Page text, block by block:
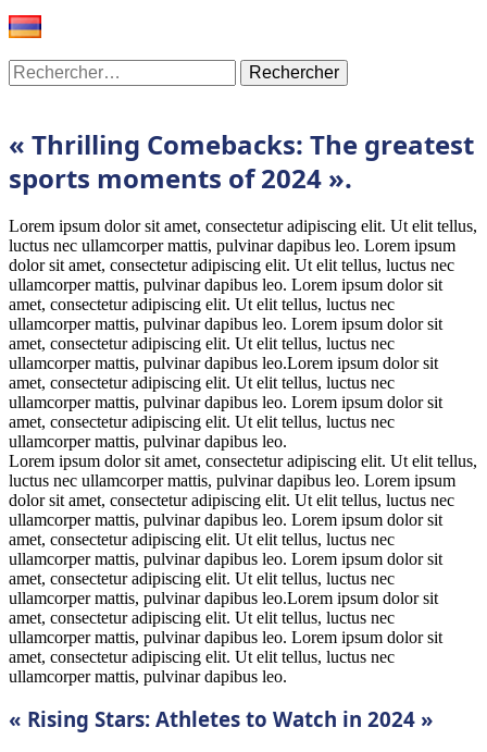
Rechercher :
« Thrilling Comebacks: The greatest
sports moments of 2024 ».
Lorem ipsum dolor sit amet, consectetur adipiscing elit. Ut elit tellus,
luctus nec ullamcorper mattis, pulvinar dapibus leo. Lorem ipsum
dolor sit amet, consectetur adipiscing elit. Ut elit tellus, luctus nec
ullamcorper mattis, pulvinar dapibus leo. Lorem ipsum dolor sit
amet, consectetur adipiscing elit. Ut elit tellus, luctus nec
ullamcorper mattis, pulvinar dapibus leo. Lorem ipsum dolor sit
amet, consectetur adipiscing elit. Ut elit tellus, luctus nec
ullamcorper mattis, pulvinar dapibus leo.Lorem ipsum dolor sit
amet, consectetur adipiscing elit. Ut elit tellus, luctus nec
ullamcorper mattis, pulvinar dapibus leo. Lorem ipsum dolor sit
amet, consectetur adipiscing elit. Ut elit tellus, luctus nec
ullamcorper mattis, pulvinar dapibus leo.
Lorem ipsum dolor sit amet, consectetur adipiscing elit. Ut elit tellus,
luctus nec ullamcorper mattis, pulvinar dapibus leo. Lorem ipsum
dolor sit amet, consectetur adipiscing elit. Ut elit tellus, luctus nec
ullamcorper mattis, pulvinar dapibus leo. Lorem ipsum dolor sit
amet, consectetur adipiscing elit. Ut elit tellus, luctus nec
ullamcorper mattis, pulvinar dapibus leo. Lorem ipsum dolor sit
amet, consectetur adipiscing elit. Ut elit tellus, luctus nec
ullamcorper mattis, pulvinar dapibus leo.Lorem ipsum dolor sit
amet, consectetur adipiscing elit. Ut elit tellus, luctus nec
ullamcorper mattis, pulvinar dapibus leo. Lorem ipsum dolor sit
amet, consectetur adipiscing elit. Ut elit tellus, luctus nec
ullamcorper mattis, pulvinar dapibus leo.
« Rising Stars: Athletes to Watch in 2024 »